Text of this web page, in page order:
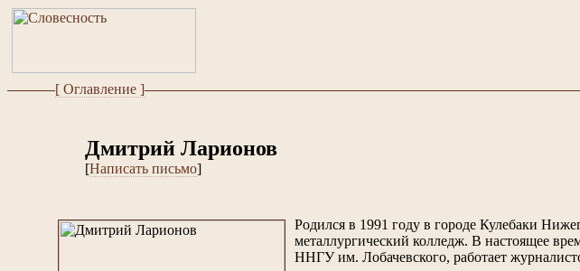
[ Оглавление ]
Дмитрий Ларионов
[Написать письмо]
Родился в 1991 году в городе Кулебаки
металлургический колледж. В настоящее
ННГУ им. Лобачевского, работает